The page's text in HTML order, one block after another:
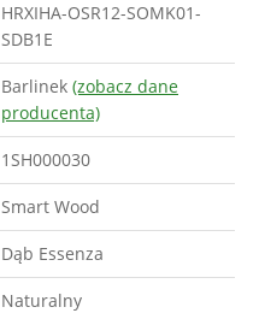
HRXIHA-OSR12-SOMK01-
SDB1E
Barlinek (zobacz dane
producenta)
1SH000030
Smart Wood
Dąb Essenza
Naturalny